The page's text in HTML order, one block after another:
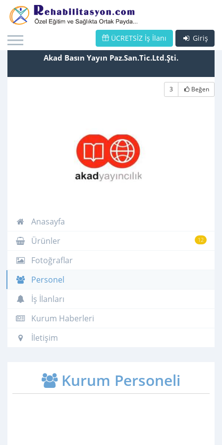
Giriş
ÜCRETSİZ İş İlanı
Akad Basın Yayın Paz.San.Tic.Ltd.Şti.
3 Beğen
Anasayfa
12
Ürünler
Fotoğraflar
Personel
İş İlanları
Kurum Haberleri
İletişim
Kurum Personeli